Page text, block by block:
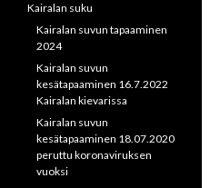
Kairalan suku
Kairalan suvun tapaaminen
2024
Kairalan suvun
kesätapaaminen 16.7.2022
Kairalan kievarissa
Kairalan suvun
kesätapaaminen 18.07.2020
peruttu koronaviruksen
vuoksi